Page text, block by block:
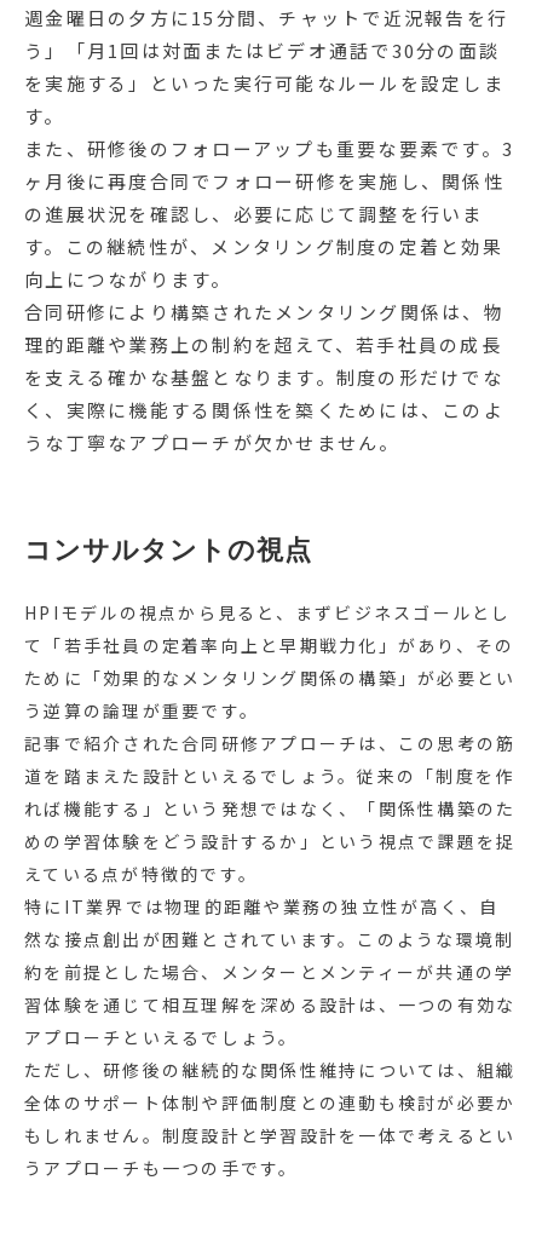
週金曜日の夕方に15分間、チャットで近況報告を行
う」「月1回は対面またはビデオ通話で30分の面談
を実施する」といった実行可能なルールを設定しま
す。
また、研修後のフォローアップも重要な要素です。3
ヶ月後に再度合同でフォロー研修を実施し、関係性
の進展状況を確認し、必要に応じて調整を行いま
す。この継続性が、メンタリング制度の定着と効果
向上につながります。
合同研修により構築されたメンタリング関係は、物
理的距離や業務上の制約を超えて、若手社員の成長
を支える確かな基盤となります。制度の形だけでな
く、実際に機能する関係性を築くためには、このよ
うな丁寧なアプローチが欠かせません。
コンサルタントの視点
HPIモデルの視点から見ると、まずビジネスゴールとし
て「若手社員の定着率向上と早期戦力化」があり、その
ために「効果的なメンタリング関係の構築」が必要とい
う逆算の論理が重要です。
記事で紹介された合同研修アプローチは、この思考の筋
道を踏まえた設計といえるでしょう。従来の「制度を作
れば機能する」という発想ではなく、「関係性構築のた
めの学習体験をどう設計するか」という視点で課題を捉
えている点が特徴的です。
特にIT業界では物理的距離や業務の独立性が高く、自
然な接点創出が困難とされています。このような環境制
約を前提とした場合、メンターとメンティーが共通の学
習体験を通じて相互理解を深める設計は、一つの有効な
アプローチといえるでしょう。
ただし、研修後の継続的な関係性維持については、組織
全体のサポート体制や評価制度との連動も検討が必要か
もしれません。制度設計と学習設計を一体で考えるとい
うアプローチも一つの手です。